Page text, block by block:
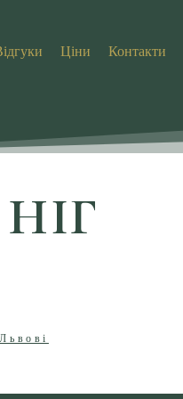
Ціни Контакти